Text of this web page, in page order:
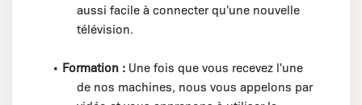
aussi facile à connecter qu'une nouvelle
télévision.
• Formation :Une fois que vous recevez l'une
de nos machines, nous vous appelons par